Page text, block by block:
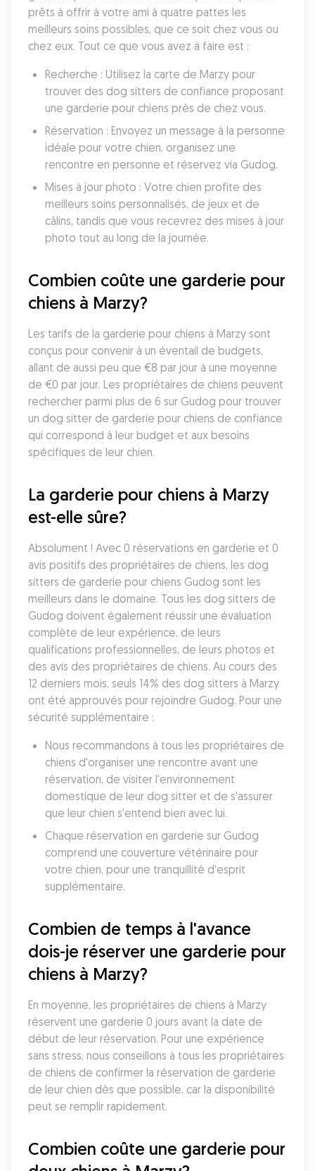
prêts à offrir à votre ami à quatre pattes les
meilleurs soins possibles, que ce soit chez vous ou
chez eux. Tout ce que vous avez à faire est :
Recherche : Utilisez la carte de Marzy pour
trouver des dog sitters de confiance proposant
une garderie pour chiens près de chez vous.
Réservation : Envoyez un message à la personne
idéale pour votre chien, organisez une
rencontre en personne et réservez via Gudog.
Mises à jour photo : Votre chien profite des
meilleurs soins personnalisés, de jeux et de
câlins, tandis que vous recevrez des mises à jour
photo tout au long de la journée.
Combien coûte une garderie pour
chiens à Marzy?
Les tarifs de la garderie pour chiens à Marzy sont
conçus pour convenir à un éventail de budgets,
allant de aussi peu que €8 par jour à une moyenne
de €0 par jour. Les propriétaires de chiens peuvent
rechercher parmi plus de 6 sur Gudog pour trouver
un dog sitter de garderie pour chiens de confiance
qui correspond à leur budget et aux besoins
spécifiques de leur chien.
La garderie pour chiens à Marzy
est-elle sûre?
Absolument ! Avec 0 réservations en garderie et 0
avis positifs des propriétaires de chiens, les dog
sitters de garderie pour chiens Gudog sont les
meilleurs dans le domaine. Tous les dog sitters de
Gudog doivent également réussir une évaluation
complète de leur expérience, de leurs
qualifications professionnelles, de leurs photos et
des avis des propriétaires de chiens. Au cours des
12 derniers mois, seuls 14% des dog sitters à Marzy
ont été approuvés pour rejoindre Gudog. Pour une
sécurité supplémentaire :
Nous recommandons à tous les propriétaires de
chiens d'organiser une rencontre avant une
réservation, de visiter l'environnement
domestique de leur dog sitter et de s'assurer
que leur chien s'entend bien avec lui.
Chaque réservation en garderie sur Gudog
comprend une couverture vétérinaire pour
votre chien, pour une tranquillité d'esprit
supplémentaire.
Combien de temps à l'avance
dois-je réserver une garderie pour
chiens à Marzy?
En moyenne, les propriétaires de chiens à Marzy
réservent une garderie 0 jours avant la date de
début de leur réservation. Pour une expérience
sans stress, nous conseillons à tous les propriétaires
de chiens de confirmer la réservation de garderie
de leur chien dès que possible, car la disponibilité
peut se remplir rapidement.
Combien coûte une garderie pour